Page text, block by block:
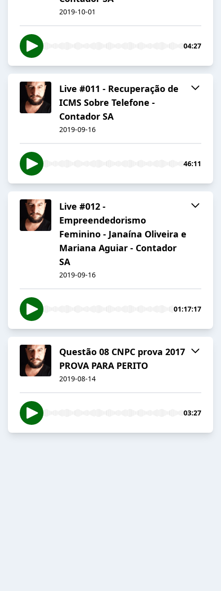
2019-10-01
04:27
Live #011 - Recuperação de
ICMS Sobre Telefone -
Contador SA
2019-09-16
46:11
Live #012 -
Empreendedorismo
Feminino - Janaína Oliveira e
Mariana Aguiar - Contador
SA
2019-09-16
01:17:17
Questão 08 CNPC prova 2017
PROVA PARA PERITO
2019-08-14
03:27